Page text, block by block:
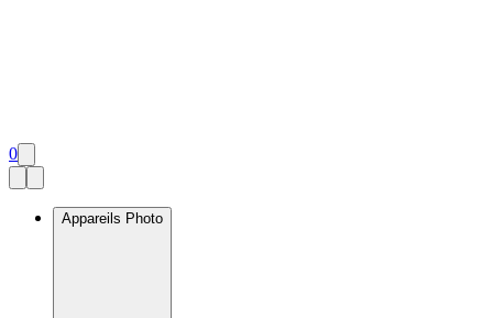
0
Appareils Photo